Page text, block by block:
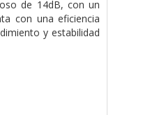
de 14dB, con un
con una eficiencia
y estabilidad